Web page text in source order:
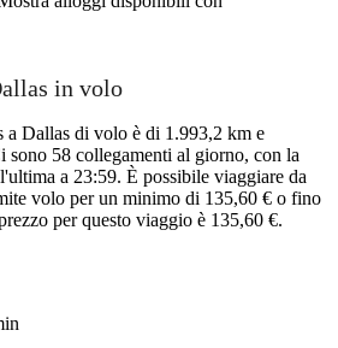
in volo
Dallas di volo è di 1.993,2 km e
sono 58 collegamenti al giorno, con la
a 23:59. È possibile viaggiare da
volo per un minimo di 135,60 € o fino
per questo viaggio è 135,60 €.